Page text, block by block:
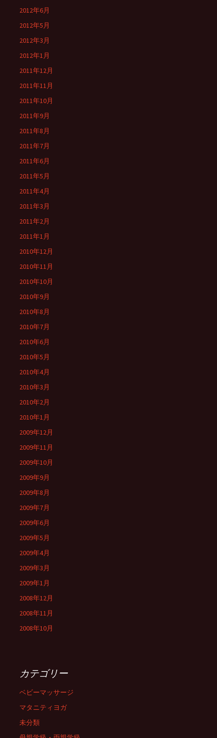
2012年6月
2012年5月
2012年3月
2012年1月
2011年12月
2011年11月
2011年10月
2011年9月
2011年8月
2011年7月
2011年6月
2011年5月
2011年4月
2011年3月
2011年2月
2011年1月
2010年12月
2010年11月
2010年10月
2010年9月
2010年8月
2010年7月
2010年6月
2010年5月
2010年4月
2010年3月
2010年2月
2010年1月
2009年12月
2009年11月
2009年10月
2009年9月
2009年8月
2009年7月
2009年6月
2009年5月
2009年4月
2009年3月
2009年1月
2008年12月
2008年11月
2008年10月
カテゴリー
ベビーマッサージ
マタニティヨガ
未分類